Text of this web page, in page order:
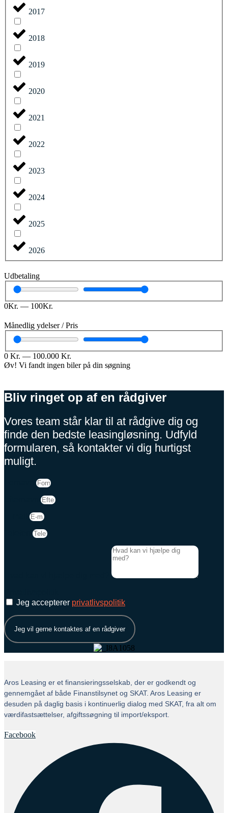
2017
2018
2019
2020
2021
2022
2023
2024
2025
2026
Udbetaling
0Kr. — 100Kr.
Månedlig ydelser / Pris
0 Kr. — 100.000 Kr.
Øv! Vi fandt ingen biler på din søgning
Bliv ringet op af en rådgiver
Vores team står klar til at rådgive dig og
finde den bedste leasingløsning. Udfyld
formularen, så kontakter vi dig hurtigst
muligt.
Jeg accepterer privatlivspolitik
Jeg vil gerne kontaktes af en rådgiver
Aros Leasing er et finansieringsselskab, der er godkendt og
gennemgået af både Finanstilsynet og SKAT. Aros Leasing er
desuden på daglig basis i kontinuerlig dialog med SKAT, fra alt om
værdifastsættelser, afgiftssøgning til import/eksport.
Facebook